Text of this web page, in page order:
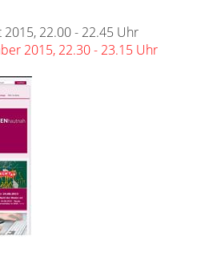
2015, 22.00 - 22.45 Uhr
2015, 22.30 - 23.15 Uhr